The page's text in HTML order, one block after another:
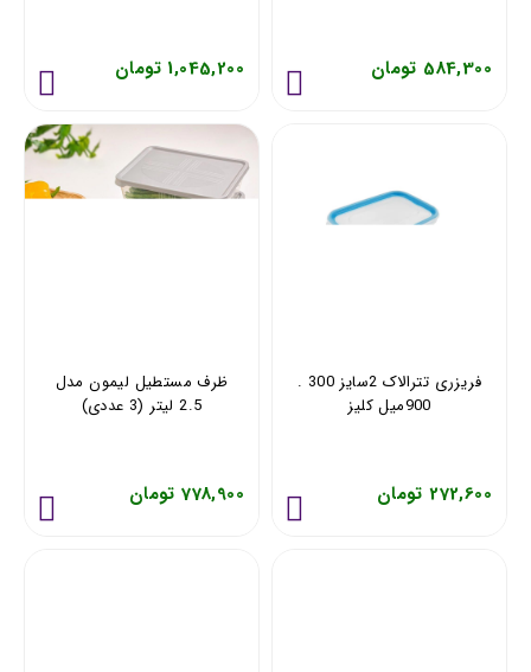
584,300 تومان 1,045,200 تومان
فریزری تترالاک 2سایز 300 .
900میل کلیز
272,600 تومان
ظرف مستطیل لیمون مدل
2.5 لیتر (3 عددی)
778,900 تومان